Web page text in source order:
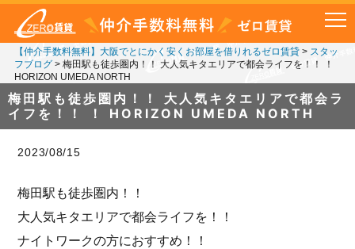
【仲介手数料無料】大阪でとにかく安くお部屋を借りれるゼロ賃貸> スタッ
フブログ> 梅田駅も徒歩圏内！！ 大人気キタエリアで都会ライフを！！ ！
HORIZON UMEDA NORTH
梅田駅も徒歩圏内！！ 大人気キタエリアで都会ラ
イフを！！ ！ HORIZON UMEDA NORTH
2023/08/15
梅田駅も徒歩圏内！！
大人気キタエリアで都会ライフを！！
ナイトワークの方におすすめ！！